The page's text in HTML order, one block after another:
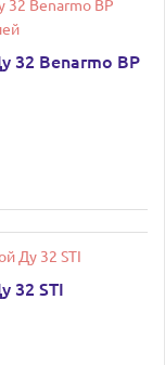
32 Benarmo ВР
32 STI